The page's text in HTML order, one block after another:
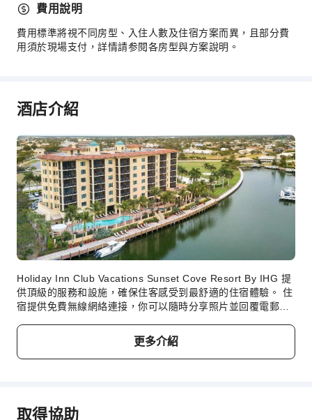
公共區域wifi
禮品店
吸菸區
停車場
上網服務
公共休息室/電視室
櫃檯服務
行李寄存
安全與保全
公共區域監控
滅火器
無障礙設施
費用說明
費用標準將視不同房型、入住人數及住宿方案而異，且部分費
用須於現場支付，詳情請参閱各房型與方案說明。
酒店介紹
Holiday Inn Club Vacations Sunset Cove Resort By IHG 提
供頂級的服務和設施，確保住客感受到最舒適的住宿體驗。 住
宿提供免費無線網絡連接，你可以隨時分享照片並回覆電郵。
客可以直接使用住宿的免費停車場。住宿在前台提供禮賓服
務，以滿足你的要求。Holiday Inn Club Vacations Sunset
Cove Resort By IHG幫你減少攜帶的行李，因為這裡提供的洗
間客房都經過精心設計和裝飾，為住客帶來舒適溫馨的入住體
更多介紹
取得協助